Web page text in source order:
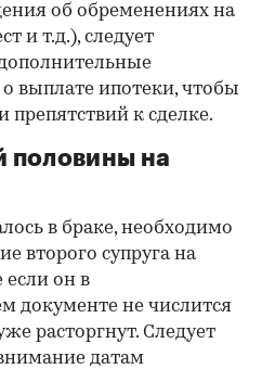
об обременениях на
и т.д.), следует
выплате ипотеки, чтобы
препятствий к сделке.
половины на
в браке, необходимо
второго супруга на
он в
документе не числится
расторгнут. Следует
датам